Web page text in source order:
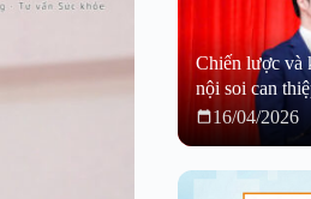
Chiến lược và
nội soi can
16/04/2026